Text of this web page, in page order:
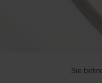
Sie